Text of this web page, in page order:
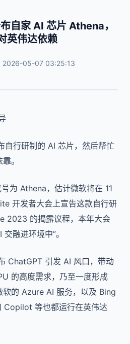
自家 AI 芯片 Athena，
英伟达依赖
2026-05-07 03:25:13
自行研制的 AI 芯片，然后帮忙
。
为 Athena，估计微软将在 11
开发者大会上宣告这款自行研
2023 的揭露议程，本年大会
融进环境中”。
ChatGPT 引发 AI 风口，带动
的高度需求，乃至一度形成
软的 Azure AI 服务，以及 Bing
等也都运行在英伟达